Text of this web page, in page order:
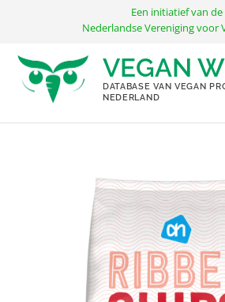
inhoud
Een initiatief van de
Nederlandse Vereniging voor
VEGAN
DATABASE VAN VEGAN
NEDERLAND